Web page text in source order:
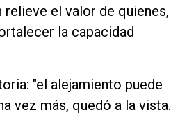
el valor de quienes,
la capacidad
"el alejamiento puede
vez más, quedó a la vista.